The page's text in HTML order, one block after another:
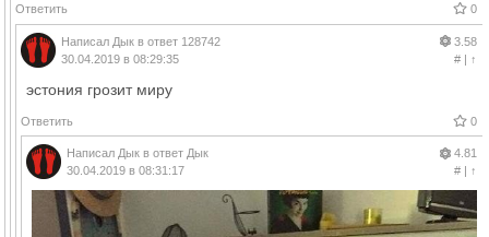
Ответить 0
Написал Дык в ответ 128742
30.04.2019 в 08:29:35
3.58
#| ↑
эстония грозит миру
Ответить 0
Написал Дык в ответ Дык
30.04.2019 в 08:31:17
4.81
#| ↑